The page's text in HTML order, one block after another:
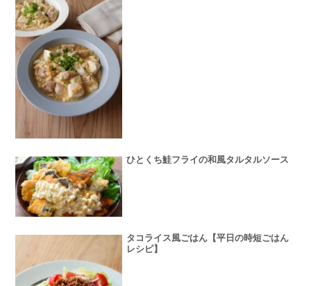
ひとくち鮭フライの和風タルタルソース
タコライス風ごはん【平日の時短ごはん
レシピ】